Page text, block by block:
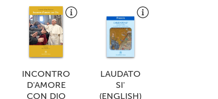
INCONTRO
D'AMORE
CON DIO
LAUDATO
SI'
(ENGLISH)